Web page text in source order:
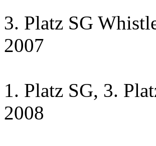
3. Platz SG
2007
1. Platz SG, 3.
2008